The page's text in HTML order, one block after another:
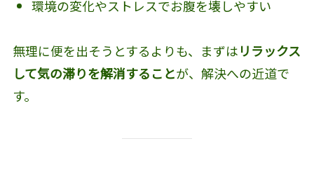
環境の変化やストレスでお腹を壊しやすい
無理に便を出そうとするよりも、まずはリラックス
して気の滞りを解消することが、解決への近道で
す。